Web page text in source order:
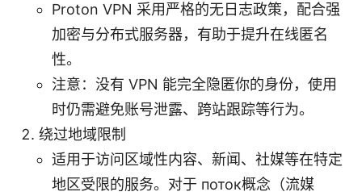
Proton VPN 采用严格的无日志政策，配合强
加密与分布式服务器，有助于提升在线匿名
性。
注意：没有 VPN 能完全隐匿你的身份，使用
时仍需避免账号泄露、跨站跟踪等行为。
绕过地域限制
适用于访问区域性内容、新闻、社媒等在特定
地区受限的服务。对于 поток概念（流媒